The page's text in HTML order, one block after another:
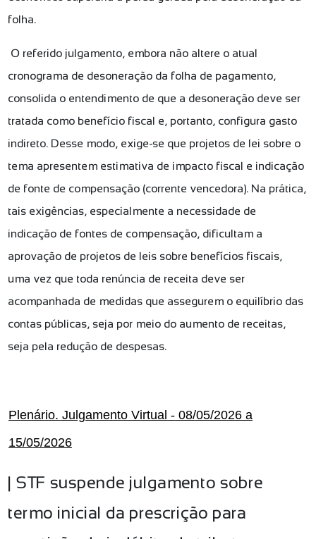
folha.
O referido julgamento, embora não altere o atual
cronograma de desoneração da folha de pagamento,
consolida o entendimento de que a desoneração deve ser
tratada como benefício fiscal e, portanto, configura gasto
indireto. Desse modo, exige-se que projetos de lei sobre o
tema apresentem estimativa de impacto fiscal e indicação
de fonte de compensação (corrente vencedora). Na prática,
tais exigências, especialmente a necessidade de
indicação de fontes de compensação, dificultam a
aprovação de projetos de leis sobre benefícios fiscais,
uma vez que toda renúncia de receita deve ser
acompanhada de medidas que assegurem o equilíbrio das
contas públicas, seja por meio do aumento de receitas,
seja pela redução de despesas.
Plenário. Julgamento Virtual - 08/05/2026 a
15/05/2026
STF suspende julgamento sobre
termo inicial da prescrição para